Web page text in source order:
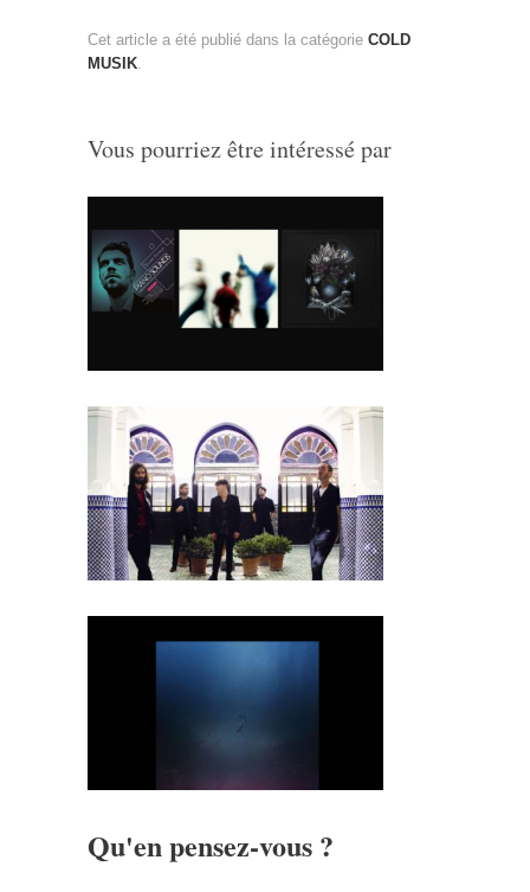
Cet article a été publié dans la catégorie COLD
MUSIK.
Vous pourriez être intéressé par
Qu'en pensez-vous ?